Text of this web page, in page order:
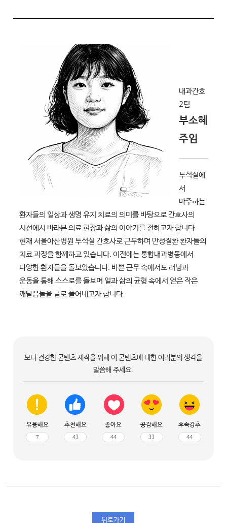
내과간호
2팀
부소혜
주임
투석실에
서
마주하는
환자들의 일상과 생명 유지 치료의 의미를 바탕으로 간호사의
시선에서 바라본 의료 현장과 삶의 이야기를 전하고자 합니다.
현재 서울아산병원 투석실 간호사로 근무하며 만성질환 환자들의
치료 과정을 함께하고 있습니다. 이전에는 통합내과병동에서
다양한 환자들을 돌보았습니다. 바쁜 근무 속에서도 러닝과
운동을 통해 스스로를 돌보며 일과 삶의 균형 속에서 얻은 작은
깨달음들을 글로 풀어내고자 합니다.
보다 건강한 콘텐츠 제작을 위해 이 콘텐츠에 대한 여러분의 생각을
말씀해 주세요.
유용해요
7
추천해요
43
좋아요
44
공감해요
33
후속강추
44
뒤로가기